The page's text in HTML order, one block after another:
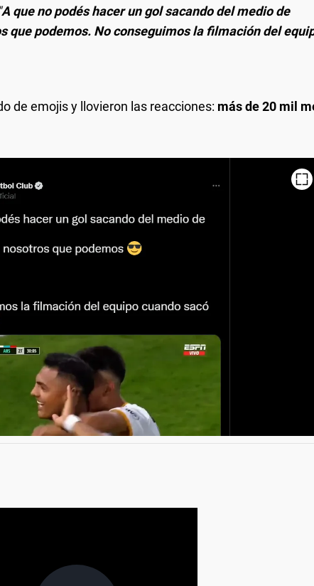
"A que no podés hacer un gol sacando del medio de
que podemos. No conseguimos la filmación del
de emojis y llovieron las reacciones: más de 20 mil